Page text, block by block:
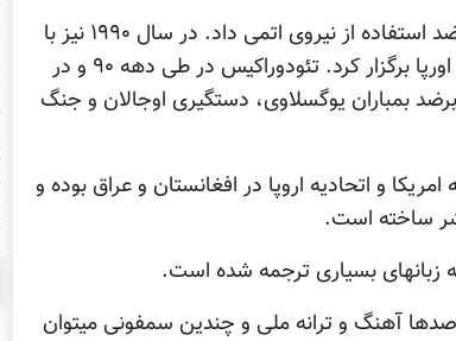
در همين سال پس از حادثه چرنوبيل تعدادی کنسرت ضد استفاده از نيروی اتمی داد. در سال ۱۹۹۰ نيز با
همکاری سازمان عفو بين الملل ۳۶ کنسرت در سراسر اورپا برگزار کرد. تئودوراکيس در طی دهه ۹۰ و در
بمباران يوگسلاوی، دستگيری اوجالان و جنگ
و اتحادیه اروپا در افغانستان و عراق بوده و
ساخته است.
زبانهای بسياری ترجمه شده است.
آهنگ و ترانه ملی و چندين سمفونی ميتوان